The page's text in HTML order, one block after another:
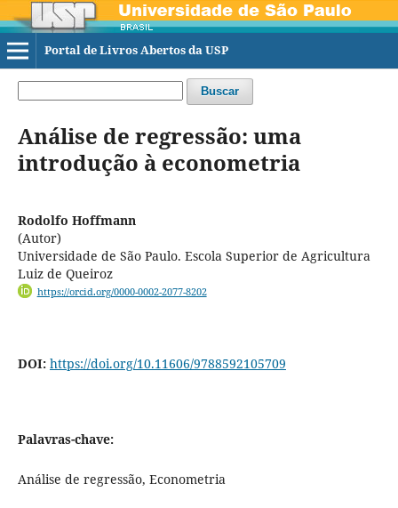
Portal de Livros Abertos da USP
Buscar
Análise de regressão: uma
introdução à econometria
Rodolfo Hoffmann
(Autor)
Universidade de São Paulo. Escola Superior de Agricultura
Luiz de Queiroz
https://orcid.org/0000-0002-2077-8202
DOI: https://doi.org/10.11606/9788592105709
Palavras-chave:
Análise de regressão, Econometria